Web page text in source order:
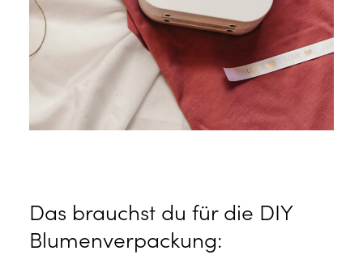
Das brauchst du für die DIY
Blumenverpackung: